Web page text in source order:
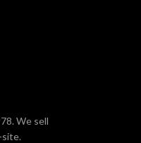
We sell